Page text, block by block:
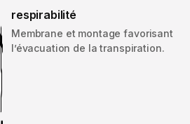
respirabilité
Membrane et montage favorisant
l’évacuation de la transpiration.